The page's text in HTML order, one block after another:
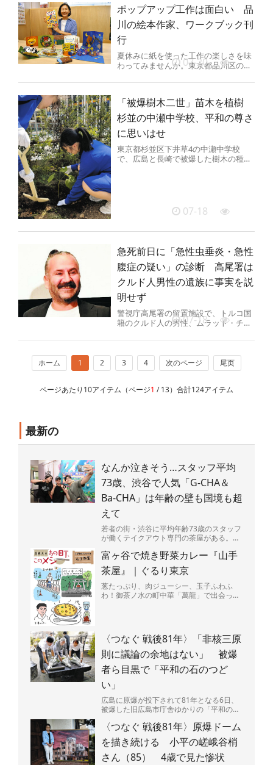
ポップアップ工作は面白い 品
川の絵本作家、ワークブック刊
行
夏休みに紙を使った工作の楽しさを味
わってみませんか。東京都品川区の絵
ワークブック『おやこでつくろう...
07-20
「被爆樹木二世」苗木を植樹
杉並の中瀬中学校、平和の尊さ
に思いはせ
東京都杉並区下井草4の中瀬中学校
で、広島と長崎で被爆した樹木の種か
07-18
急死前日に「急性虫垂炎・急性
腹症の疑い」の診断 高尾署は
クルド人男性の遺族に事実を説
明せず
警視庁高尾署の留置施設で、トルコ国
籍のクルド人の男性、ムラット・チチ
ことを巡り、警視庁は17日、死...
07-18
ホーム 1 2 3 4 次のページ 尾页
ページあたり10アイテム（ページ1 / 13）合計124アイテム
最新の
なんか泣きそう…スタッフ平均
73歳、渋谷で人気「G-CHA＆
Ba-CHA」は年齢の壁も国境も超
えて
若者の街・渋谷に平均年齢73歳のスタッフ
が働くテイクアウト専門の茶屋がある。
バーチャ）...
富ヶ谷で焼き野菜カレー『山手
茶屋』｜ぐるり東京
葱たっぷり、肉ジューシー、玉子ふわふ
わ！御茶ノ水の町中華「萬龍」で出会っ
〈つなぐ 戦後81年〉「非核三原
則に議論の余地はない」 被爆
者ら目黒で「平和の石のつど
い」
広島に原爆が投下されて81年となる6日、
被爆した旧広島市庁舎ゆかりの「平和の
ぜんとなかよし公園（...
〈つなぐ 戦後81年〉原爆ドーム
を描き続ける 小平の嵯峨谷梢
さん（85） 4歳で見た惨状